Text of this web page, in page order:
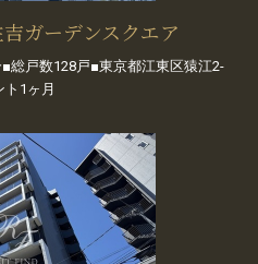
ガーデンスクエア
総戸数128戸■東京都江東区猿江2-
ト1ヶ月